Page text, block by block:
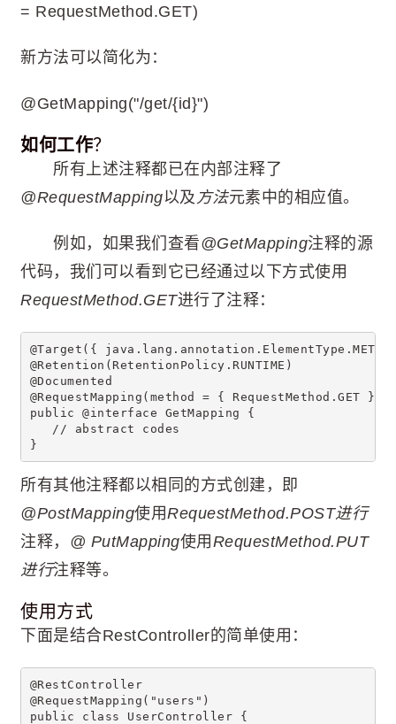
= RequestMethod.GET)
新方法可以简化为：
@GetMapping("/get/{id}")
如何工作？
所有上述注释都已在内部注释了
@RequestMapping以及 方法元素中的相应值。
例如，如果我们查看@GetMapping注释的源
代码，我们可以看到它已经通过以下方式使用
RequestMethod.GET进行了注释：
@Target({
@Retention(RetentionPolicy.RUNTIME)
@Documented
@RequestMapping(method = { RequestMethod.GET })
public @interface GetMapping {
   // abstract codes
}
所有其他注释都以相同的方式创建，即
@PostMapping使用RequestMethod.POST进行
注释， @ PutMapping使用 RequestMethod.PUT
进行注释等。
使用方式
下面是结合RestController的简单使用：
@RestController
@RequestMapping("users")
public class UserController {